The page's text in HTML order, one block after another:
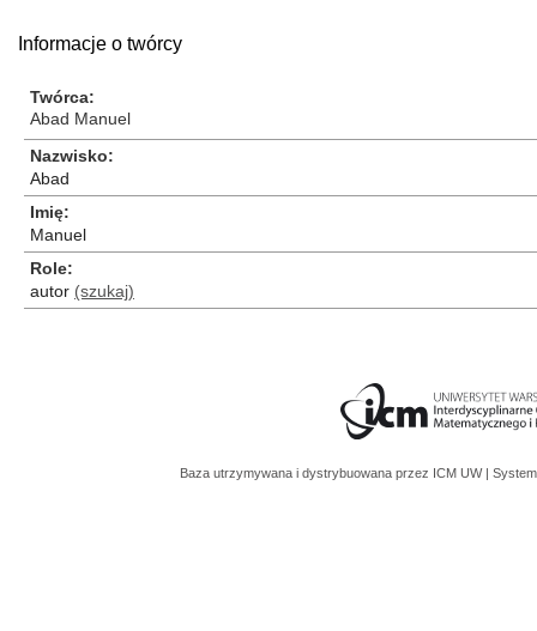
Informacje o twórcy
Twórca
Abad Manuel
Nazwisko
Abad
Imię
Manuel
Role
autor (szukaj)
Baza utrzymywana i dystrybuowana przez ICM UW |